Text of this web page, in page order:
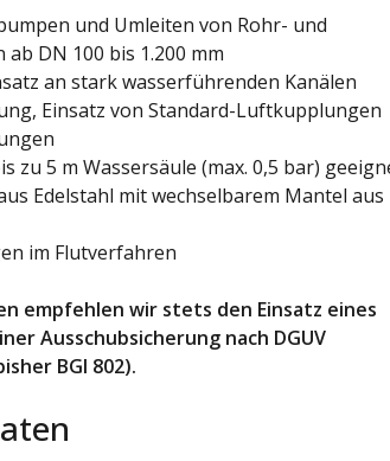
und Umleiten von Rohr- und
DN 100 bis 1.200 mm
an stark wasserführenden Kanälen
Einsatz von Standard-Luftkupplungen
zu 5 m Wassersäule (max. 0,5 bar)
Edelstahl mit wechselbarem Mantel aus
im Flutverfahren
empfehlen wir stets den Einsatz eines
Ausschubsicherung nach DGUV
BGI 802).